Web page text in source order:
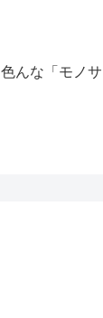
色んな「モノ